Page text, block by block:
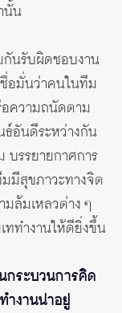
นั้น
นรับผิดชอบงาน
อมั่นว่าคนในทีม
ความถนัดตาม
อันดีระหว่างกัน
บรรยายกาศการ
มีสุขภาวะทางจิต
ล้มเหลวต่าง ๆ
ทำงานให้ดียิ่งขึ้น
กระบวนการคิด
ำงานน่าอยู่